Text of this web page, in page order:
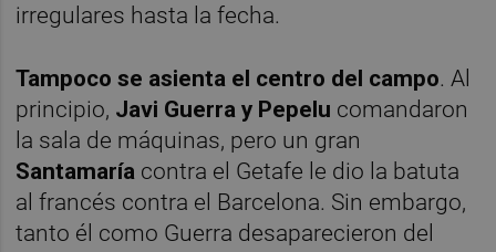
irregulares hasta la fecha.
Tampoco se asienta el centro del campo. Al
principio, Javi Guerra y Pepelu comandaron
la sala de máquinas, pero un gran
Santamaría contra el Getafe le dio la batuta
al francés contra el Barcelona. Sin embargo,
tanto él como Guerra desaparecieron del